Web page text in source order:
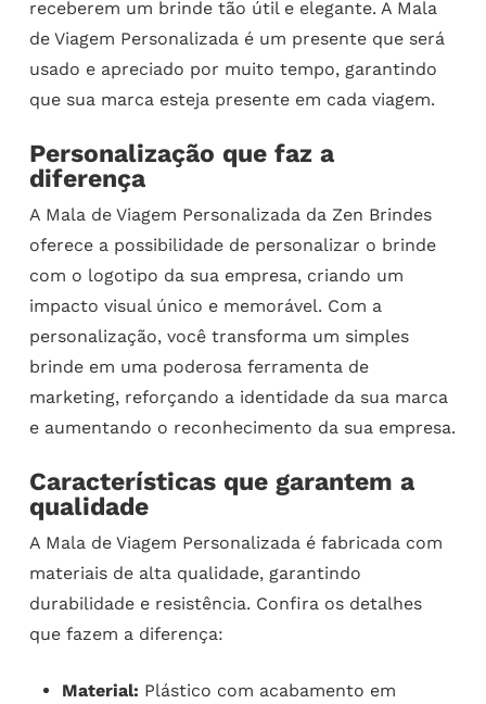
receberem um brinde tão útil e elegante. A Mala
de Viagem Personalizada é um presente que será
usado e apreciado por muito tempo, garantindo
que sua marca esteja presente em cada viagem.
Personalização que faz a
diferença
A Mala de Viagem Personalizada da Zen Brindes
oferece a possibilidade de personalizar o brinde
com o logotipo da sua empresa, criando um
impacto visual único e memorável. Com a
personalização, você transforma um simples
brinde em uma poderosa ferramenta de
marketing, reforçando a identidade da sua marca
e aumentando o reconhecimento da sua empresa.
Características que garantem a
qualidade
A Mala de Viagem Personalizada é fabricada com
materiais de alta qualidade, garantindo
durabilidade e resistência. Confira os detalhes
que fazem a diferença:
Material: Plástico com acabamento em